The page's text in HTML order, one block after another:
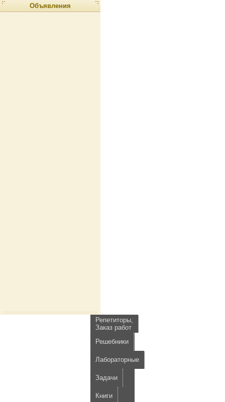
Объявления
Репетиторы,
Заказ работ
Решебники
Лабораторные
Задачи
Книги